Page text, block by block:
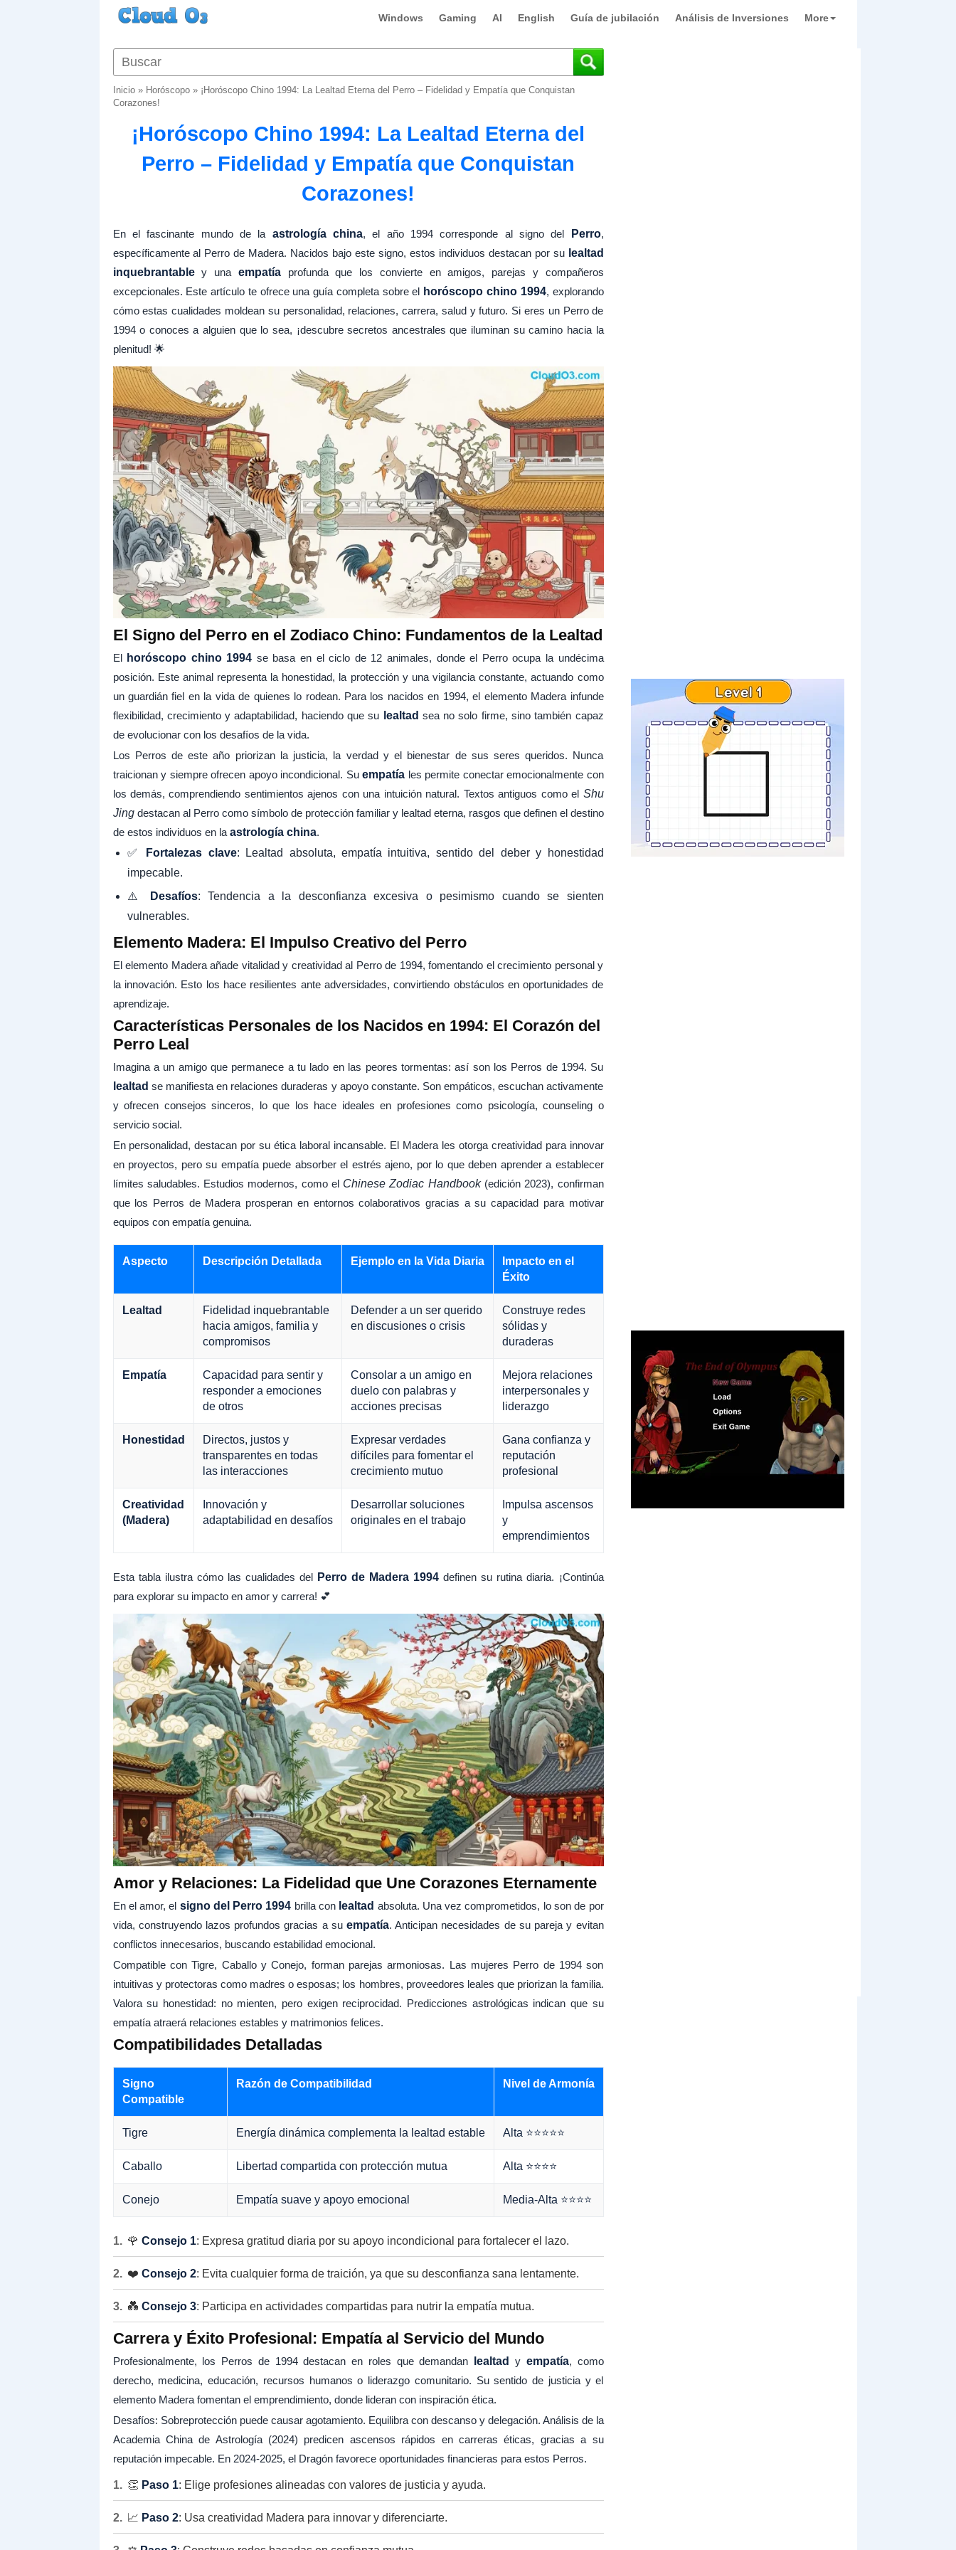
Windows Gaming AI English Guía de jubilación Análisis de Inversiones More
Inicio» Horóscopo» ¡Horóscopo Chino 1994: La Lealtad Eterna del Perro – Fidelidad y Empatía que Conquistan
Corazones!
¡Horóscopo Chino 1994: La Lealtad Eterna del
Perro – Fidelidad y Empatía que Conquistan
Corazones!
En el fascinante mundo de la astrología china, el año 1994 corresponde al signo del Perro,
específicamente al Perro de Madera. Nacidos bajo este signo, estos individuos destacan por su lealtad
inquebrantabley una empatíaprofunda que los convierte en amigos, parejas y compañeros
excepcionales. Este artículo te ofrece una guía completa sobre el horóscopo chino 1994, explorando
cómo estas cualidades moldean su personalidad, relaciones, carrera, salud y futuro. Si eres un Perro de
1994 o conoces a alguien que lo sea, ¡descubre secretos ancestrales que iluminan su camino hacia la
plenitud! 🌟
El Signo del Perro en el Zodiaco Chino: Fundamentos de la Lealtad
El horóscopo chino 1994 se basa en el ciclo de 12 animales, donde el Perro ocupa la undécima
posición. Este animal representa la honestidad, la protección y una vigilancia constante, actuando como
un guardián fiel en la vida de quienes lo rodean. Para los nacidos en 1994, el elemento Madera infunde
flexibilidad, crecimiento y adaptabilidad, haciendo que su lealtad sea no solo firme, sino también capaz
de evolucionar con los desafíos de la vida.
Los Perros de este año priorizan la justicia, la verdad y el bienestar de sus seres queridos. Nunca
traicionan y siempre ofrecen apoyo incondicional. Su empatía les permite conectar emocionalmente con
los demás, comprendiendo sentimientos ajenos con una intuición natural. Textos antiguos como el Shu
Jingdestacan al Perro como símbolo de protección familiar y lealtad eterna, rasgos que definen el destino
de estos individuos en laastrología china.
✅
Fortalezas clave: Lealtad absoluta, empatía intuitiva, sentido del deber y honestidad
impecable.
⚠️
Desafíos: Tendencia a la desconfianza excesiva o pesimismo cuando se sienten
vulnerables.
Elemento Madera: El Impulso Creativo del Perro
El elemento Madera añade vitalidad y creatividad al Perro de 1994, fomentando el crecimiento personal y
la innovación. Esto los hace resilientes ante adversidades, convirtiendo obstáculos en oportunidades de
aprendizaje.
Características Personales de los Nacidos en 1994: El Corazón del
Perro Leal
Imagina a un amigo que permanece a tu lado en las peores tormentas: así son los Perros de 1994. Su
lealtad se manifiesta en relaciones duraderas y apoyo constante. Son empáticos, escuchan activamente
y ofrecen consejos sinceros, lo que los hace ideales en profesiones como psicología, counseling o
servicio social.
En personalidad, destacan por su ética laboral incansable. El Madera les otorga creatividad para innovar
en proyectos, pero su empatía puede absorber el estrés ajeno, por lo que deben aprender a establecer
límites saludables. Estudios modernos, como el Chinese Zodiac Handbook(edición 2023), confirman
que los Perros de Madera prosperan en entornos colaborativos gracias a su capacidad para motivar
equipos con empatía genuina.
Aspecto Descripción Detallada Ejemplo en la Vida Diaria
Impacto en el
Éxito
Lealtad
Fidelidad inquebrantable
hacia amigos, familia y
compromisos
Defender a un ser querido
en discusiones o crisis
Construye redes
sólidas y
duraderas
Empatía
Capacidad para sentir y
responder a emociones
de otros
Consolar a un amigo en
duelo con palabras y
acciones precisas
Mejora relaciones
interpersonales y
liderazgo
Honestidad
Directos, justos y
transparentes en todas
las interacciones
Expresar verdades
difíciles para fomentar el
crecimiento mutuo
Gana confianza y
reputación
profesional
Creatividad
(Madera)
Innovación y
adaptabilidad en desafíos
Desarrollar soluciones
originales en el trabajo
Impulsa ascensos
y
emprendimientos
Esta tabla ilustra cómo las cualidades del Perro de Madera 1994 definen su rutina diaria. ¡Continúa
para explorar su impacto en amor y carrera! 💕
Amor y Relaciones: La Fidelidad que Une Corazones Eternamente
En el amor, el signo del Perro 1994 brilla con lealtad absoluta. Una vez comprometidos, lo son de por
vida, construyendo lazos profundos gracias a su empatía. Anticipan necesidades de su pareja y evitan
conflictos innecesarios, buscando estabilidad emocional.
Compatible con Tigre, Caballo y Conejo, forman parejas armoniosas. Las mujeres Perro de 1994 son
intuitivas y protectoras como madres o esposas; los hombres, proveedores leales que priorizan la familia.
Valora su honestidad: no mienten, pero exigen reciprocidad. Predicciones astrológicas indican que su
empatía atraerá relaciones estables y matrimonios felices.
Compatibilidades Detalladas
Signo
Compatible
Razón de Compatibilidad Nivel de Armonía
Tigre Energía dinámica complementa la lealtad estable Alta ⭐⭐⭐⭐⭐
Caballo Libertad compartida con protección mutua Alta ⭐⭐⭐⭐
Conejo Empatía suave y apoyo emocional Media-Alta ⭐⭐⭐⭐
🌹 Consejo 1: Expresa gratitud diaria por su apoyo incondicional para fortalecer el lazo.
❤️ Consejo 2: Evita cualquier forma de traición, ya que su desconfianza sana lentamente.
💑 Consejo 3: Participa en actividades compartidas para nutrir la empatía mutua.
Carrera y Éxito Profesional: Empatía al Servicio del Mundo
Profesionalmente, los Perros de 1994 destacan en roles que demandan lealtad y empatía, como
derecho, medicina, educación, recursos humanos o liderazgo comunitario. Su sentido de justicia y el
elemento Madera fomentan el emprendimiento, donde lideran con inspiración ética.
Desafíos: Sobreprotección puede causar agotamiento. Equilibra con descanso y delegación. Análisis de la
Academia China de Astrología (2024) predicen ascensos rápidos en carreras éticas, gracias a su
reputación impecable. En 2024-2025, el Dragón favorece oportunidades financieras para estos Perros.
👏 Paso 1: Elige profesiones alineadas con valores de justicia y ayuda.
📈 Paso 2: Usa creatividad Madera para innovar y diferenciarte.